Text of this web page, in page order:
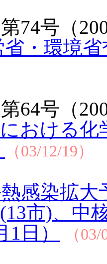
74号（
省・環境
64号（
おける
（03/12/19）
感染拡
市)、
1日）
（